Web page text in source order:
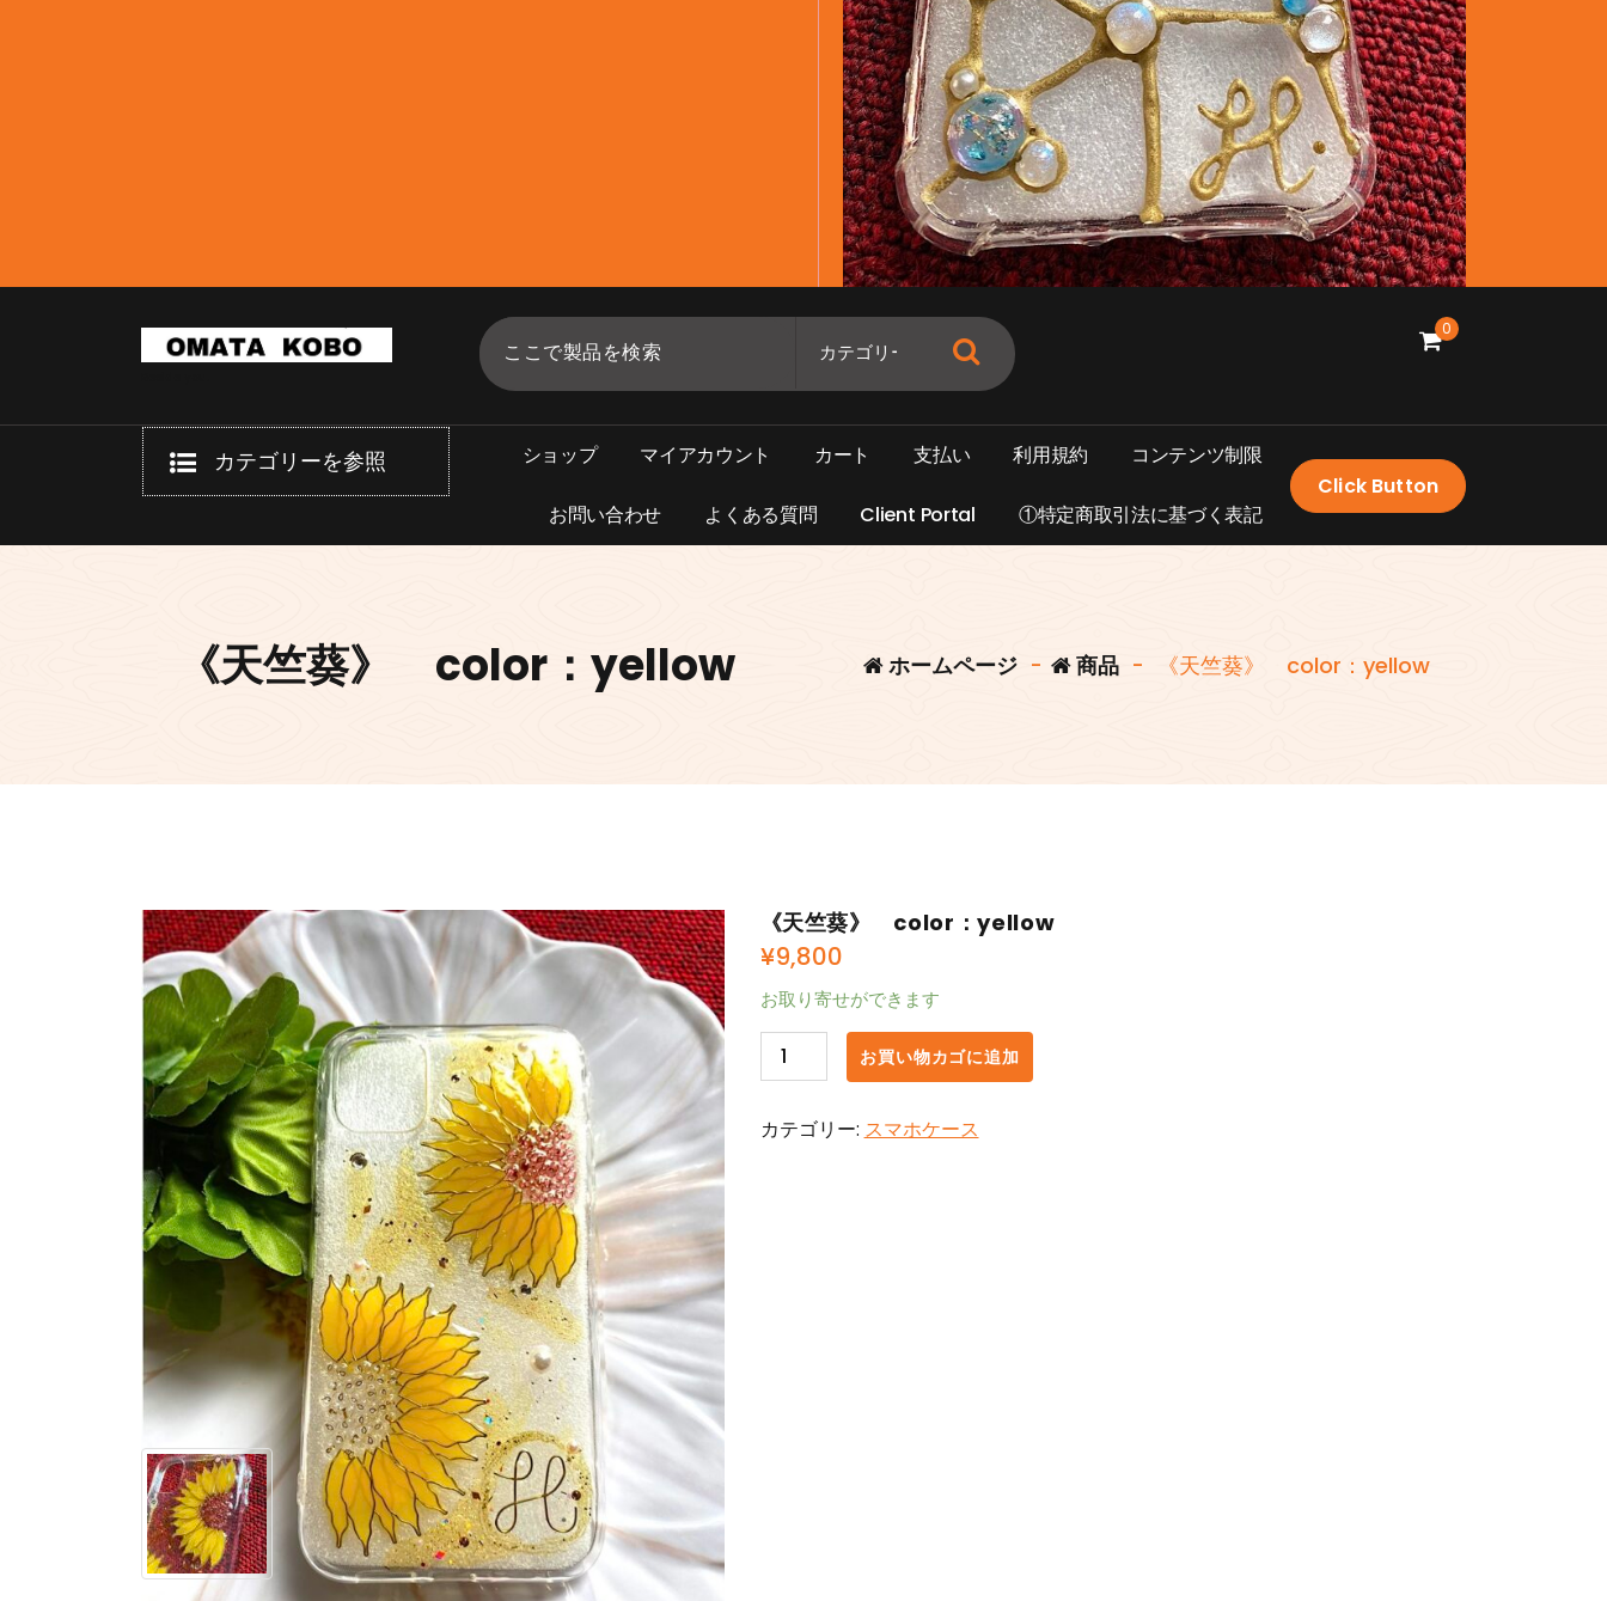
0
カテゴリーを参照 ショ ップ マイアカウン ト カー ト 支払い 利用規約 コ ンテンツ制限
お問い合わせ よ く ある質問 Client Portal ①特定商取引法に基づく表記
Click Button
《天竺葵》 color：yellow ホームページ - 商品 - 《天竺葵》 color：yellow
《天竺葵》 color：yellow
¥9,800
お取り寄せができます
《天
竺
color：
お買い物カゴに追加
カテゴリー: スマホケース